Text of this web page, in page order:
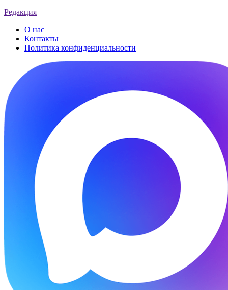
Редакция
О нас
Контакты
Политика конфиденциальности